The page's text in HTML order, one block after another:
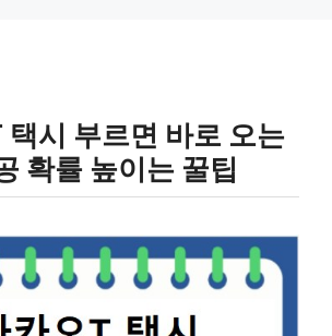
택시 부르면 바로 오는
확률 높이는 꿀팁